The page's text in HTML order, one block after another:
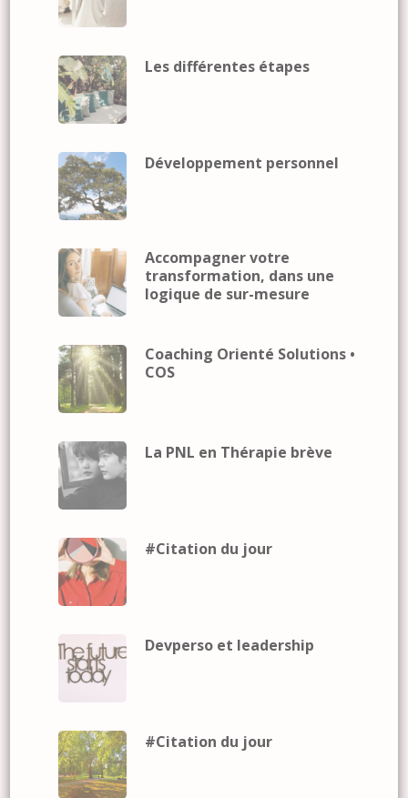
Les différentes étapes
Développement personnel
Accompagner votre
transformation, dans une
logique de sur-mesure
Coaching Orienté Solutions •
COS
La PNL en Thérapie brève
#Citation du jour
Devperso et leadership
#Citation du jour